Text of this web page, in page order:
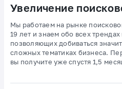
Увеличение
Мы работаем на рынке
19 лет и знаем обо всех трендах
позволяющих добиваться
сложных тематиках бизнеса.
вы получите уже спустя 1,5